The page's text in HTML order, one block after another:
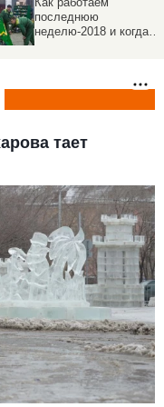
последнюю
неделю-2018 и когда
тает